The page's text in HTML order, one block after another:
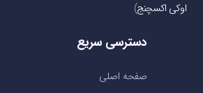
اوکی اکسچنج)
دسترسی سریع
صفحه اصلی